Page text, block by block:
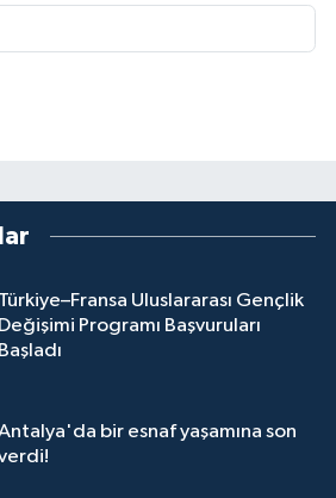
Türkiye–Fransa Uluslararası Gençlik
Değişimi Programı Başvuruları
Başladı
bir esnaf yaşamına son